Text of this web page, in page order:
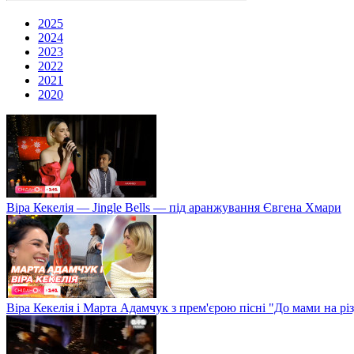
2025
2024
2023
2022
2021
2020
Віра Кекелія — Jingle Bells — під аранжування Євгена Хмари
Віра Кекелія і Марта Адамчук з прем'єрою пісні "До мами на